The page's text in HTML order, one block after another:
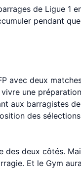
de Ligue 1
pendant
avec deux
une
aux barragistes
des
des deux côtés.
Et le Gym